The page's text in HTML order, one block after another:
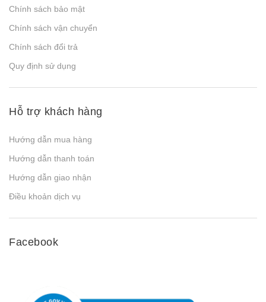
Chính sách bảo mật
Chính sách vận chuyển
Chính sách đổi trả
Quy định sử dụng
Hỗ trợ khách hàng
Hướng dẫn mua hàng
Hướng dẫn thanh toán
Hướng dẫn giao nhận
Điều khoản dịch vụ
Facebook